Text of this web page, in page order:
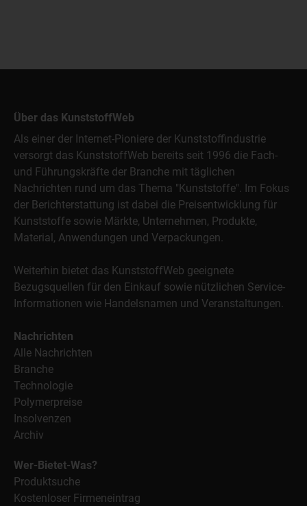
Über das KunststoffWeb
Als einer der Internet-Pioniere der Kunststoffindustrie
versorgt das KunststoffWeb bereits seit 1996 die Fach-
und Führungskräfte der Branche mit täglichen
Nachrichten rund um das Thema "Kunststoffe". Im Fokus
der Berichterstattung ist dabei die Preisentwicklung für
Kunststoffe sowie Märkte, Unternehmen, Produkte,
Material, Anwendungen und Verpackungen.
Weiterhin bietet das KunststoffWeb geeignete
Bezugsquellen für den Einkauf sowie nützlichen Service-
Informationen wie Handelsnamen und Veranstaltungen.
Nachrichten
Alle Nachrichten
Branche
Technologie
Polymerpreise
Insolvenzen
Archiv
Wer-Bietet-Was?
Produktsuche
Kostenloser Firmeneintrag